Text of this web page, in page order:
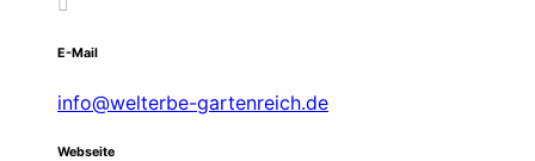
E-Mail
info@welterbe-gartenreich.de
Webseite